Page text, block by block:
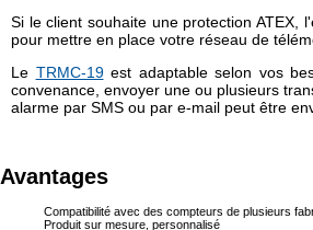
Si le client souhaite une protection ATEX,
pour mettre en place votre réseau de
Le TRMC-19est adaptable selon vos
convenance, envoyer une ou plusieurs
alarme par SMS ou par e-mail peut être
Avantages
Compatibilité avec des compteurs de plusieurs
Produit sur mesure, personnalisé